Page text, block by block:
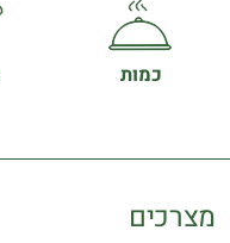
כמות
מצרכים